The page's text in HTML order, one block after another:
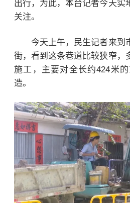
出行，为此，本台记者今天实
关注。
今天上午，民生记者来到
街，看到这条巷道比较狭窄，
施工，主要对全长约424米
造。